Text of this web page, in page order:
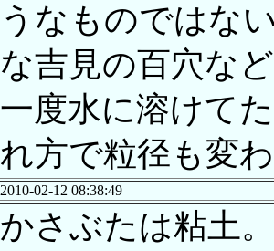
うなものではな
な吉見の百穴な
一度水に溶けて
れ方で粒径も変
2010-02-12 08:38:49
かさぶたは粘土